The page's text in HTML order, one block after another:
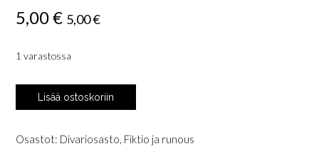
5,00€ 5,00€
1 varastossa
Monsarrat,
Nicholas:
meri
Lisää ostoskoriin
Osastot: Divariosasto, Fiktio ja runous